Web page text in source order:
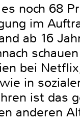
noch 68
im
ab 16
bei
in
ist das
anderen